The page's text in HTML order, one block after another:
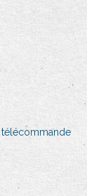
télécommande